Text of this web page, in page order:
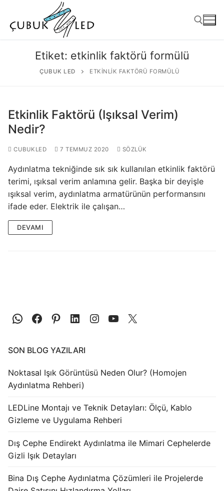
ÜRÜNLER
Kullanıma Hazır Ürünler
Sabit Gerilim Çubuk LED
Sabit Akım Çubuk LED
Alüminyum LED Profilleri
Plastik LED Profilleri
DMX Kontrol Sistemleri
Etiket: etkinlik faktörü formülü
ÇUBUK LED ETKINLIK FAKTÖRÜ FORMÜLÜ
Etkinlik Faktörü (Işıksal Verim)
Nedir?
CUBUKLED 7 TEMMUZ 2020 SÖZLÜK
Aydınlatma tekniğinde sık sık kullanılan etkinlik faktörü
terimi, ışıksal verim anlamına gelir. Başka bir deyişle
ışıksal verim, aydınlatma armatürünün performansını
ifade eder. Elektrik ile çalışan…
DEVAMI
SON BLOG YAZILARI
Noktasal Işık Görüntüsü Neden Olur? (Homojen
Aydınlatma Rehberi)
LEDLine Montajı ve Teknik Detayları: Ölçü, Kablo
Gizleme ve Uygulama Rehberi
Dış Cephe Endirekt Aydınlatma ile Mimari Cephelerde
Gizli Işık Detayları
Bina Dış Cephe Aydınlatma Çözümleri ile Projelerde